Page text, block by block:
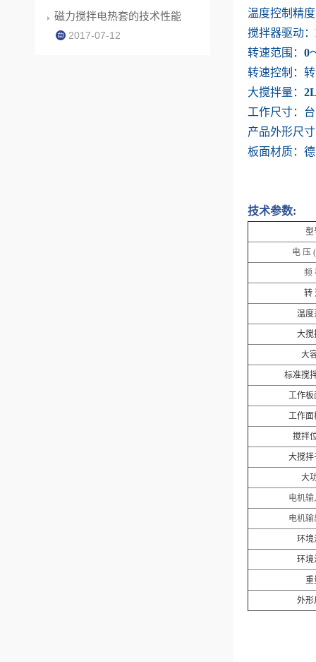
温度控制精
搅拌器驱动：
转速范围： 0
转速控制：
大搅拌量：
工作尺寸：
产品外形尺
板面材质：
技术参数:
型
电 压
频
转
温度
大搅
大
标准搅
工作板
工作面
搅拌
大搅拌
大
电机输
电机输
环境
环境
重
外形
磁力搅拌电热套的技术性能
2017-07-12